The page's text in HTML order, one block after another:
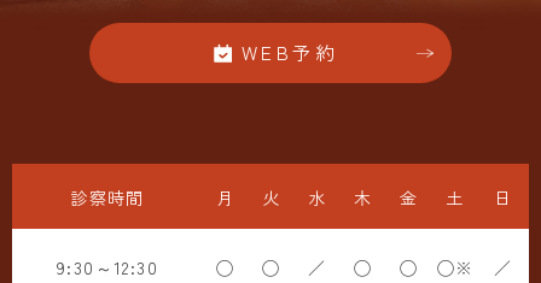
WEB予約
診察時間 月 火 水 木 金 土 日
9:30～12:30 ◯ ◯ ／ ◯ ◯ ◯※ ／